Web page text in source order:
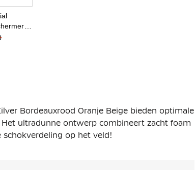
Bordeauxrood Oranje Beige bieden optimale
ultradunne ontwerp combineert zacht foam
op het veld!